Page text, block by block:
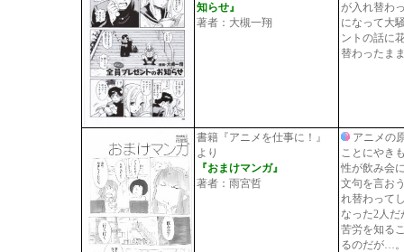
知らせ』
著者：大槻一翔
が入れ替わ
になって大
ントの話に
替わったま
書籍『アニメを仕事に！』
より
『おまけマンガ』
著者：雨宮哲
アニメの
ことにやき
性が飲み会
文句を言お
れ替わって
なった2人
苦労を知る
るのだが…